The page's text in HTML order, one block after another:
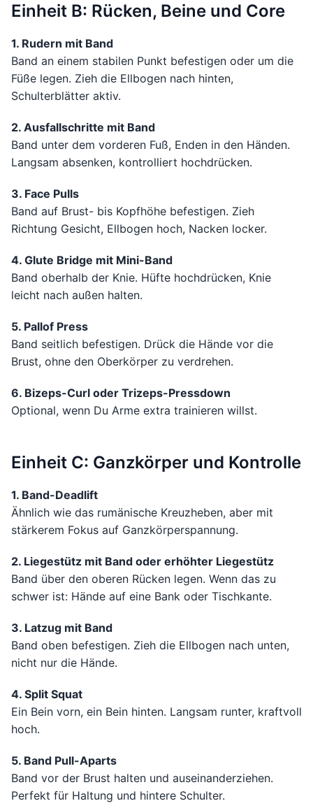
Einheit B: Rücken, Beine und Core
1. Rudern mit Band
Band an einem stabilen Punkt befestigen oder um die
Füße legen. Zieh die Ellbogen nach hinten,
Schulterblätter aktiv.
2. Ausfallschritte mit Band
Band unter dem vorderen Fuß, Enden in den Händen.
Langsam absenken, kontrolliert hochdrücken.
3. Face Pulls
Band auf Brust- bis Kopfhöhe befestigen. Zieh
Richtung Gesicht, Ellbogen hoch, Nacken locker.
4. Glute Bridge mit Mini-Band
Band oberhalb der Knie. Hüfte hochdrücken, Knie
leicht nach außen halten.
5. Pallof Press
Band seitlich befestigen. Drück die Hände vor die
Brust, ohne den Oberkörper zu verdrehen.
6. Bizeps-Curl oder Trizeps-Pressdown
Optional, wenn Du Arme extra trainieren willst.
Einheit C: Ganzkörper und Kontrolle
1. Band-Deadlift
Ähnlich wie das rumänische Kreuzheben, aber mit
stärkerem Fokus auf Ganzkörperspannung.
2. Liegestütz mit Band oder erhöhter Liegestütz
Band über den oberen Rücken legen. Wenn das zu
schwer ist: Hände auf eine Bank oder Tischkante.
3. Latzug mit Band
Band oben befestigen. Zieh die Ellbogen nach unten,
nicht nur die Hände.
4. Split Squat
Ein Bein vorn, ein Bein hinten. Langsam runter, kraftvoll
hoch.
5. Band Pull-Aparts
Band vor der Brust halten und auseinanderziehen.
Perfekt für Haltung und hintere Schulter.